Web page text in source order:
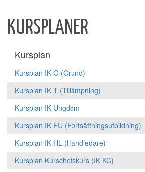
KURSPLANER
Kursplan
Kursplan IK G (Grund)
Kursplan IK T (Tillämpning)
Kursplan IK Ungdom
Kursplan IK FU (Fortsättningsutbildning)
Kursplan IK HL (Handledare)
Kursplan Kurschefskurs (IK KC)